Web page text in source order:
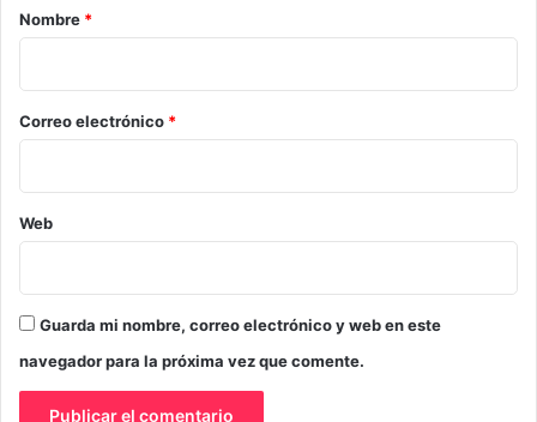
r
o
*
Nombre *
Correo electrónico *
Web
Guarda mi nombre, correo electrónico y web en este
navegador para la próxima vez que comente.